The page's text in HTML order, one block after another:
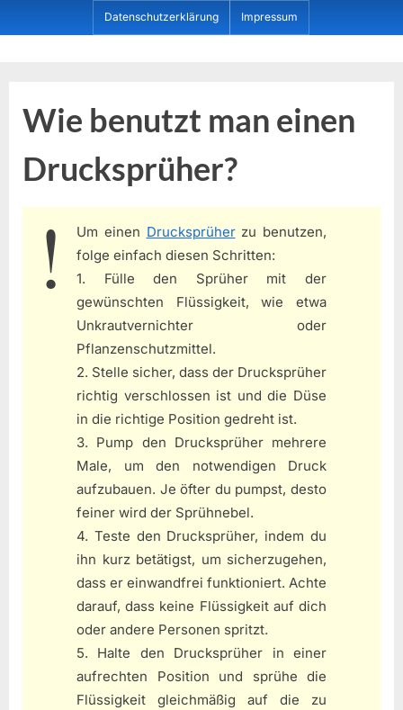
to
Datenschutzerklärung Impressum
Wie benutzt man einen
Drucksprüher?
Um einen Drucksprüherzu benutzen,
folge einfach diesen Schritten:
1. Fülle den Sprüher mit der
gewünschten Flüssigkeit, wie etwa
Unkrautvernichter oder
Pflanzenschutzmittel.
2. Stelle sicher, dass der Drucksprüher
richtig verschlossen ist und die Düse
in die richtige Position gedreht ist.
3. Pump den Drucksprüher mehrere
Male, um den notwendigen Druck
aufzubauen. Je öfter du pumpst, desto
feiner wird der Sprühnebel.
4. Teste den Drucksprüher, indem du
ihn kurz betätigst, um sicherzugehen,
dass er einwandfrei funktioniert. Achte
darauf, dass keine Flüssigkeit auf dich
oder andere Personen spritzt.
5. Halte den Drucksprüher in einer
aufrechten Position und sprühe die
Flüssigkeit gleichmäßig auf die zu